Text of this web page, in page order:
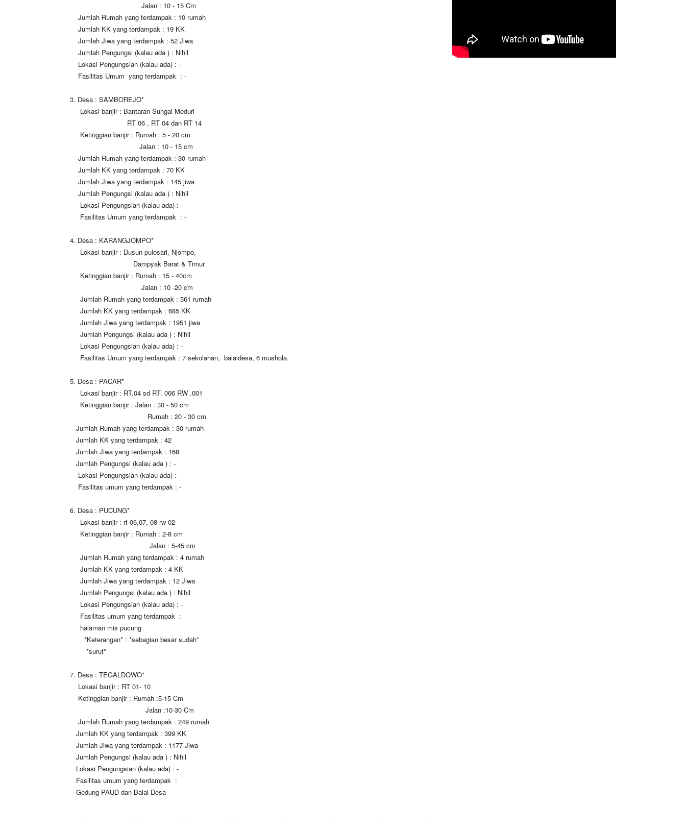
Jalan : 10 - 15 Cm
Jumlah Rumah yang terdampak : 10 rumah
Jumlah KK yang terdampak : 19 KK
Jumlah Jiwa yang terdampak : 52 Jiwa
Jumlah Pengungsi (kalau ada ) : Nihil
Lokasi Pengungsian (kalau ada) : -
Fasilitas Umum yang terdampak : -
3. Desa : SAMBOREJO*
Lokasi banjir : Bantaran Sungai Meduri
RT 06 , RT 04 dan RT 14
Ketinggian banjir : Rumah : 5 - 20 cm
Jalan : 10 - 15 cm
Jumlah Rumah yang terdampak : 30 rumah
Jumlah KK yang terdampak : 70 KK
Jumlah Jiwa yang terdampak : 145 jiwa
Jumlah Pengungsi (kalau ada ) : Nihil
Lokasi Pengungsian (kalau ada) : -
Fasilitas Umum yang terdampak : -
4. Desa : KARANGJOMPO*
Lokasi banjir : Dusun pulosari, Njompo,
Dampyak Barat & Timur
Ketinggian banjir : Rumah : 15 - 40cm
Jalan : 10 -20 cm
Jumlah Rumah yang terdampak : 561 rumah
Jumlah KK yang terdampak : 685 KK
Jumlah Jiwa yang terdampak : 1951 jiwa
Jumlah Pengungsi (kalau ada ) : Nihil
Lokasi Pengungsian (kalau ada) : -
Fasilitas Umum yang terdampak : 7 sekolahan, balaidesa, 6 mushola.
5. Desa : PACAR*
Lokasi banjir : RT.04 sd RT. 006 RW .001
Ketinggian banjir : Jalan : 30 - 50 cm
Rumah : 20 - 30 cm
Jumlah Rumah yang terdampak : 30 rumah
Jumlah KK yang terdampak : 42
Jumlah Jiwa yang terdampak : 168
Jumlah Pengungsi (kalau ada ) : -
Lokasi Pengungsian (kalau ada) : -
Fasilitas umum yang terdampak : -
6. Desa : PUCUNG*
Lokasi banjir : rt 06,07, 08 rw 02
Ketinggian banjir : Rumah : 2-8 cm
Jalan : 5-45 cm
Jumlah Rumah yang terdampak : 4 rumah
Jumlah KK yang terdampak : 4 KK
Jumlah Jiwa yang terdampak : 12 Jiwa
Jumlah Pengungsi (kalau ada ) : Nihil
Lokasi Pengungsian (kalau ada) : -
Fasilitas umum yang terdampak :
halaman mis pucung
*Keterangan* : *sebagian besar sudah*
*surut*
7. Desa : TEGALDOWO*
Lokasi banjir : RT 01- 10
Ketinggian banjir : Rumah :5-15 Cm
Jalan :10-30 Cm
Jumlah Rumah yang terdampak : 249 rumah
Jumlah KK yang terdampak : 399 KK
Jumlah Jiwa yang terdampak : 1177 Jiwa
Jumlah Pengungsi (kalau ada ) : Nihil
Lokasi Pengungsian (kalau ada) : -
Fasilitas umum yang terdampak :
Gedung PAUD dan Balai Desa